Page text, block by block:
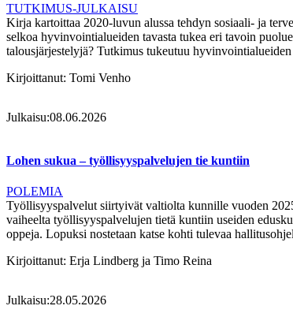
TUTKIMUS-JULKAISU
Kirja kartoittaa 2020-luvun alussa tehdyn sosiaali- ja
selkoa hyvinvointialueiden tavasta tukea eri tavoin
talousjärjestelyjä? Tutkimus tukeutuu
Kirjoittanut: Tomi Venho
Julkaisu:08.06.2026
Lohen sukua – työllisyyspalvelujen tie kuntiin
POLEMIA
Työllisyyspalvelut siirtyivät valtiolta kunnille vuoden
vaiheelta työllisyyspalvelujen tietä kuntiin useiden
oppeja. Lopuksi nostetaan katse kohti tulevaa
Kirjoittanut: Erja Lindberg ja Timo Reina
Julkaisu:28.05.2026